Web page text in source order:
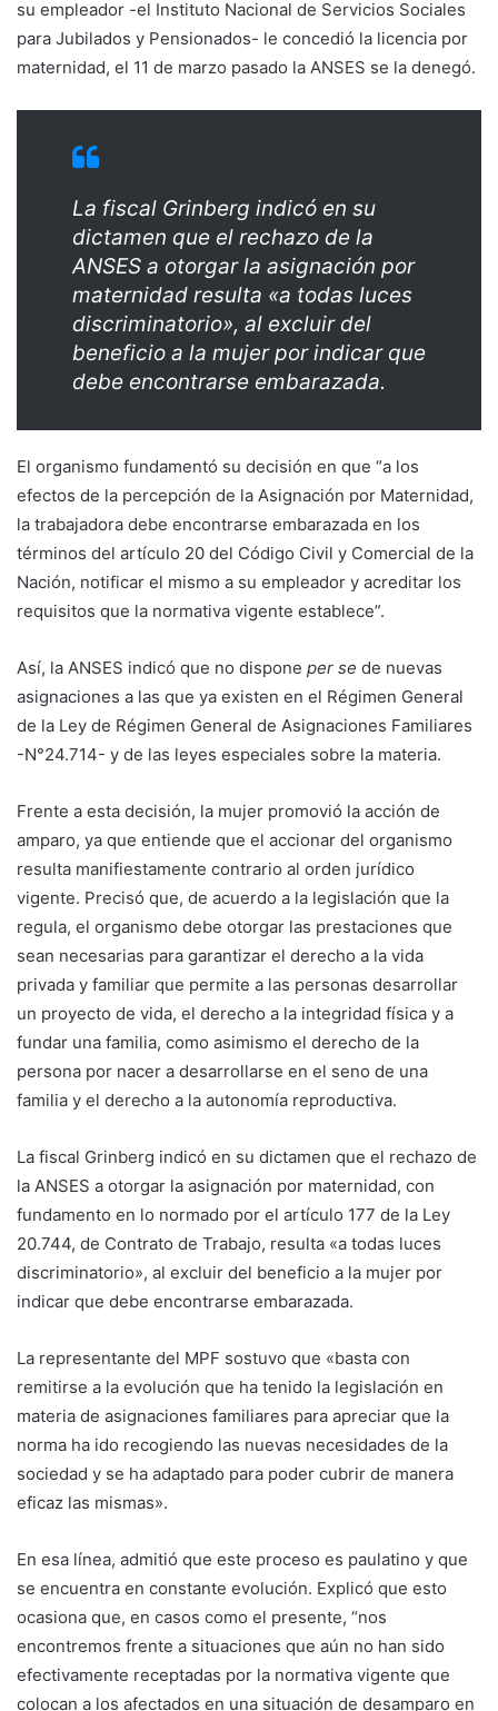
su empleador -el Instituto Nacional de Servicios Sociales
para Jubilados y Pensionados- le concedió la licencia por
maternidad, el 11 de marzo pasado la ANSES se la denegó.
La fiscal Grinberg indicó en su
dictamen que el rechazo de la
ANSES a otorgar la asignación por
maternidad resulta «a todas luces
discriminatorio», al excluir del
beneficio a la mujer por indicar que
debe encontrarse embarazada.
El organismo fundamentó su decisión en que “a los
efectos de la percepción de la Asignación por Maternidad,
la trabajadora debe encontrarse embarazada en los
términos del artículo 20 del Código Civil y Comercial de la
Nación, notificar el mismo a su empleador y acreditar los
requisitos que la normativa vigente establece”.
Así, la ANSES indicó que no dispone per se de nuevas
asignaciones a las que ya existen en el Régimen General
de la Ley de Régimen General de Asignaciones Familiares
-N°24.714- y de las leyes especiales sobre la materia.
Frente a esta decisión, la mujer promovió la acción de
amparo, ya que entiende que el accionar del organismo
resulta manifiestamente contrario al orden jurídico
vigente. Precisó que, de acuerdo a la legislación que la
regula, el organismo debe otorgar las prestaciones que
sean necesarias para garantizar el derecho a la vida
privada y familiar que permite a las personas desarrollar
un proyecto de vida, el derecho a la integridad física y a
fundar una familia, como asimismo el derecho de la
persona por nacer a desarrollarse en el seno de una
familia y el derecho a la autonomía reproductiva.
La fiscal Grinberg indicó en su dictamen que el rechazo de
la ANSES a otorgar la asignación por maternidad, con
fundamento en lo normado por el artículo 177 de la Ley
20.744, de Contrato de Trabajo, resulta «a todas luces
discriminatorio», al excluir del beneficio a la mujer por
indicar que debe encontrarse embarazada.
La representante del MPF sostuvo que «basta con
remitirse a la evolución que ha tenido la legislación en
materia de asignaciones familiares para apreciar que la
norma ha ido recogiendo las nuevas necesidades de la
sociedad y se ha adaptado para poder cubrir de manera
eficaz las mismas».
En esa línea, admitió que este proceso es paulatino y que
se encuentra en constante evolución. Explicó que esto
ocasiona que, en casos como el presente, “nos
encontremos frente a situaciones que aún no han sido
efectivamente receptadas por la normativa vigente que
colocan a los afectados en una situación de desamparo en